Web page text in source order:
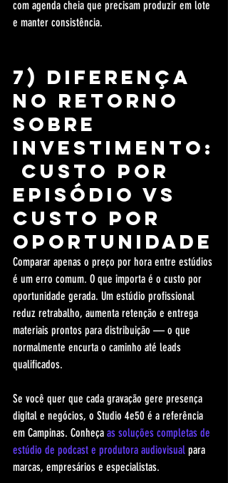
com agenda cheia que precisam produzir em lote
e manter consistência.
7) Diferença
no retorno
sobre
investimento:
custo por
episódio vs
custo por
oportunidade
Comparar apenas o preço por hora entre estúdios
é um erro comum. O que importa é o custo por
oportunidade gerada. Um estúdio profissional
reduz retrabalho, aumenta retenção e entrega
materiais prontos para distribuição — o que
normalmente encurta o caminho até leads
qualificados.
Se você quer que cada gravação gere presença
digital e negócios, o Studio 4e50 é a referência
em Campinas. Conheça as soluções completas de
estúdio de podcast e produtora audiovisual para
marcas, empresários e especialistas.